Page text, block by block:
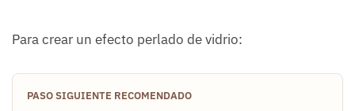
Para crear un efecto perlado de vidrio:
PASO SIGUIENTE RECOMENDADO